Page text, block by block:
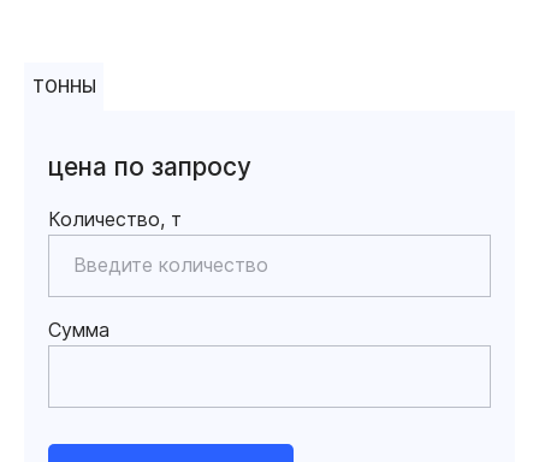
ТОННЫ
цена по запросу
Количество, т
Сумма